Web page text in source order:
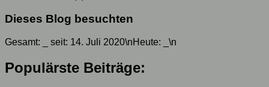
Dieses Blog besuchten
Gesamt: seit: 14. Juli 2020\nHeute: \n
Populärste Beiträge: